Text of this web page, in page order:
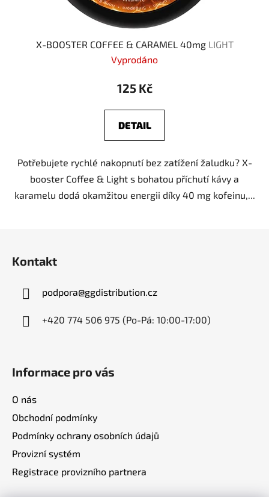
X-BOOSTER COFFEE & CARAMEL 40mg LIGHT
Vyprodáno
125 Kč
DETAIL
Potřebujete rychlé nakopnutí bez zatížení žaludku? X-
booster Coffee & Light s bohatou příchutí kávy a
karamelu dodá okamžitou energii díky 40 mg kofeinu,...
Kontakt
podpora@ggdistribution.cz
+420 774 506 975 (Po-Pá: 10:00-17:00)
Informace pro vás
O nás
Obchodní podmínky
Podmínky ochrany osobních údajů
Provizní systém
Registrace provizního partnera